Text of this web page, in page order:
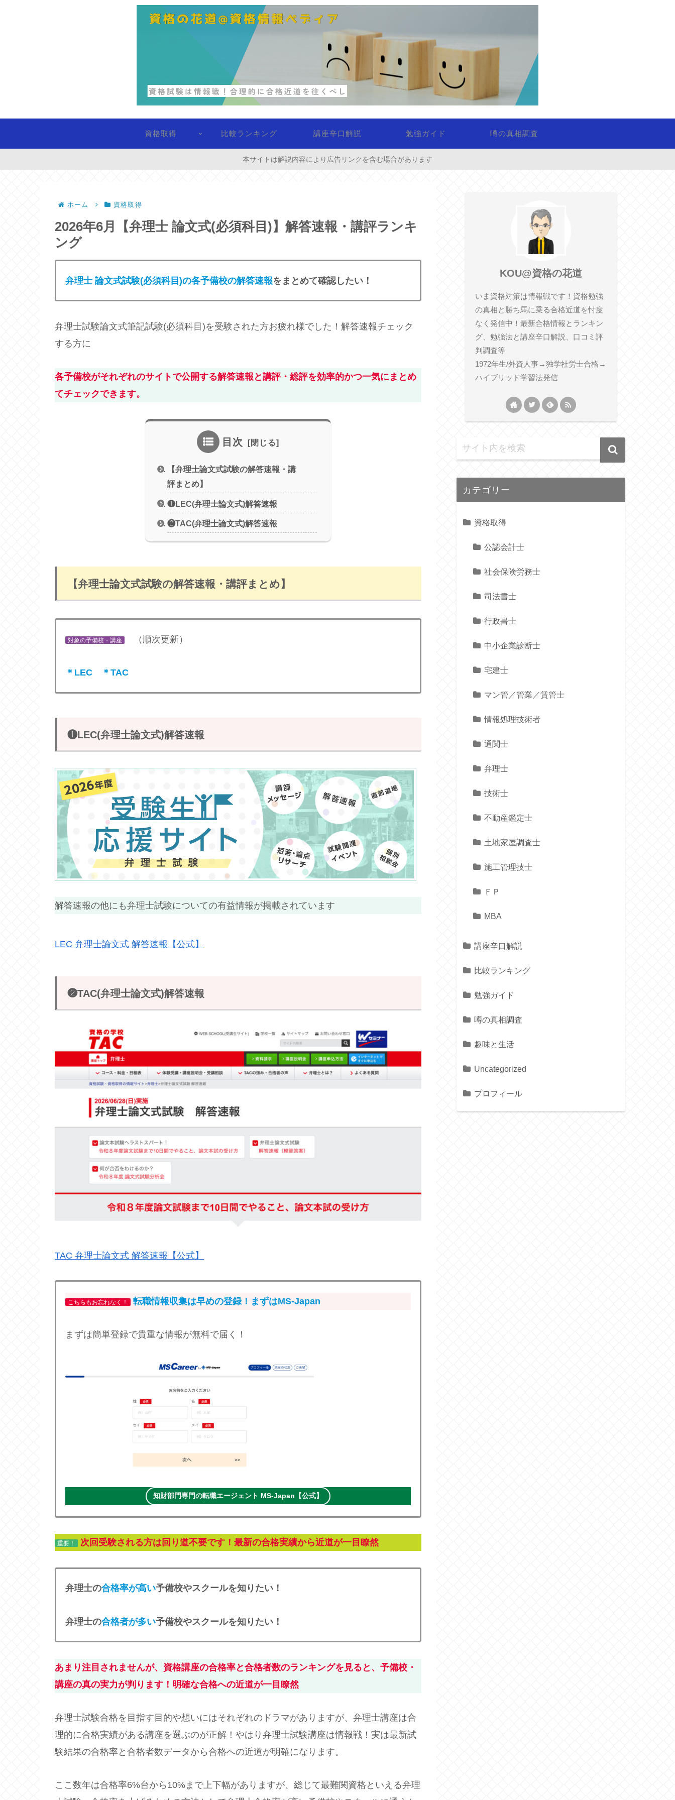
資格取得 比較ランキング 講座辛口解説 勉強ガイド 噂の真相調査
本サイトは解説内容により広告リンクを含む場合があります
ホーム 資格取得
2026年6月【弁理士 論文式(必須科目)】解答速報・講評ランキ
ング
弁理士 論文式試験(必須科目)の各予備校の解答速報をまとめて確認したい！
弁理士試験論文式筆記試験(必須科目)を受験された方お疲れ様でした！解答速報チェック
する方に
各予備校がそれぞれのサイトで公開する解答速報と講評・総評を効率的かつ一気にまとめ
てチェックできます。
目次
【弁理士論文式試験の解答速報・講
評まとめ】
❶LEC(弁理士論文式)解答速報
❷TAC(弁理士論文式)解答速報
【弁理士論文式試験の解答速報・講評まとめ】
対象の予備校・講座 （順次更新）
＊LEC ＊TAC
❶LEC(弁理士論文式)解答速報
解答速報の他にも弁理士試験についての有益情報が掲載されています
LEC 弁理士論文式 解答速報【公式】
❷TAC(弁理士論文式)解答速報
TAC 弁理士論文式 解答速報【公式】
こちらもお忘れなく！ 転職情報収集は早めの登録！まずはMS-Japan
まずは簡単登録で貴重な情報が無料で届く！
知財部門専門の転職エージェント MS-Japan【公式】
重要！ 次回受験される方は回り道不要です！最新の合格実績から近道が一目瞭然
弁理士の合格率が高い予備校やスクールを知りたい！
弁理士の合格者が多い予備校やスクールを知りたい！
あまり注目されませんが、資格講座の合格率と合格者数のランキングを見ると、予備校・
講座の真の実力が判ります！明確な合格への近道が一目瞭然
弁理士試験合格を目指す目的や想いにはそれぞれのドラマがありますが、弁理士講座は合
理的に合格実績がある講座を選ぶのが正解！やはり弁理士試験講座は情報戦！実は最新試
験結果の合格率と合格者数データから合格への近道が明確になります。
ここ数年は合格率6%台から10%まで上下幅がありますが、総じて最難関資格といえる弁理
KOU@資格の花道
いま資格対策は情報戦です！資格勉強
の真相と勝ち馬に乗る合格近道を忖度
なく発信中！最新合格情報とランキン
グ、勉強法と講座辛口解説、口コミ評
判調査等
1972年生/外資人事→独学社労士合格→
ハイブリッド学習法発信
カテゴリー
資格取得
公認会計士
社会保険労務士
司法書士
行政書士
中小企業診断士
宅建士
マン管／管業／賃管士
情報処理技術者
通関士
弁理士
技術士
不動産鑑定士
土地家屋調査士
施工管理技士
ＦＰ
MBA
講座辛口解説
比較ランキング
勉強ガイド
噂の真相調査
趣味と生活
Uncategorized
プロフィール